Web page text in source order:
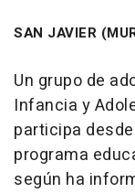
SAN JAVIER
Un grupo de
Infancia y
participa
programa
según ha